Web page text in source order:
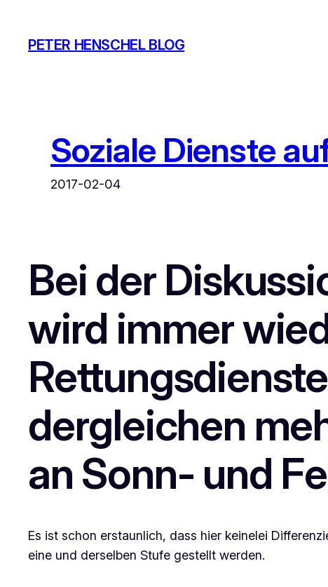
springen
PETER HENSCHEL BLOG
Soziale Dienste
2017-02-04
Bei der
wird immer
dergleichen
an Sonn- und
Es ist schon erstaunlich, dass hier keinelei
eine und derselben Stufe gestellt werden.